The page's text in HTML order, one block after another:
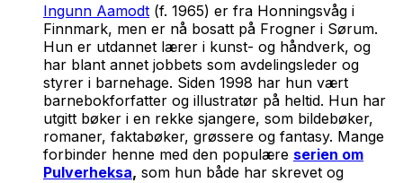
Ingunn Aamodt (f. 1965) er fra Honningsvåg i
Finnmark, men er nå bosatt på Frogner i Sørum.
Hun er utdannet lærer i kunst- og håndverk, og
har blant annet jobbets som avdelingsleder og
styrer i barnehage. Siden 1998 har hun vært
barnebokforfatter og illustratør på heltid. Hun har
utgitt bøker i en rekke sjangere, som bildebøker,
romaner, faktabøker, grøssere og fantasy. Mange
forbinder henne med den populære serien om
Pulverheksa, som hun både har skrevet og